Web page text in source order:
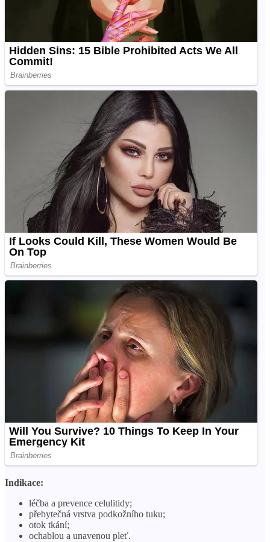
Indikace:
léčba a prevence celulitidy;
přebytečná vrstva podkožního tuku;
otok tkání;
ochablou a unavenou pleť.